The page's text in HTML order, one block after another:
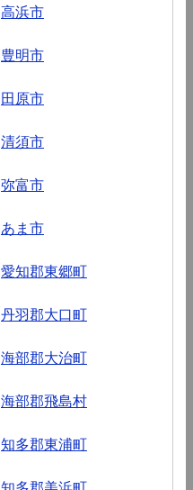
高浜市
豊明市
田原市
清須市
弥富市
あま市
愛知郡東郷町
丹羽郡大口町
海部郡大治町
海部郡飛島村
知多郡東浦町